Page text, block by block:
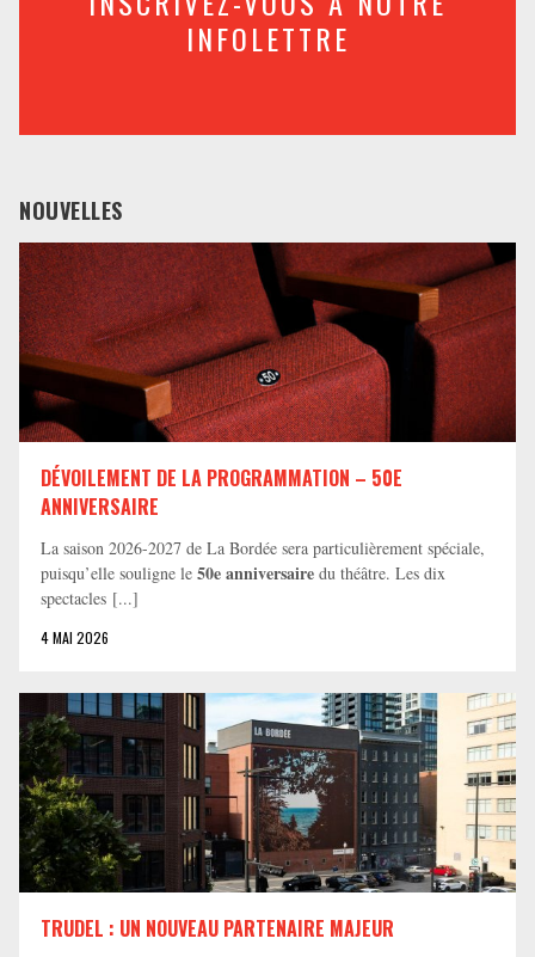
INFOLETTRE
NOUVELLES
DÉVOILEMENT DE LA PROGRAMMATION – 50E
ANNIVERSAIRE
La saison 2026-2027 de La Bordée sera particulièrement spéciale,
puisqu’elle souligne le 50e anniversaire du théâtre. Les dix
spectacles [...]
4 MAI 2026
TRUDEL : UN NOUVEAU PARTENAIRE MAJEUR